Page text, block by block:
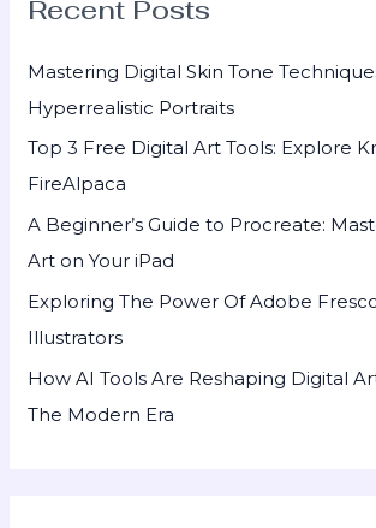
c
f
o
r
:
Recent Posts
Mastering Digital Skin Tone
Hyperrealistic Portraits
Top 3 Free Digital Art Tools: Explore
FireAlpaca
A Beginner’s Guide to Procreate:
Art on Your iPad
Exploring The Power Of Adobe
Illustrators
How AI Tools Are Reshaping Digital
The Modern Era